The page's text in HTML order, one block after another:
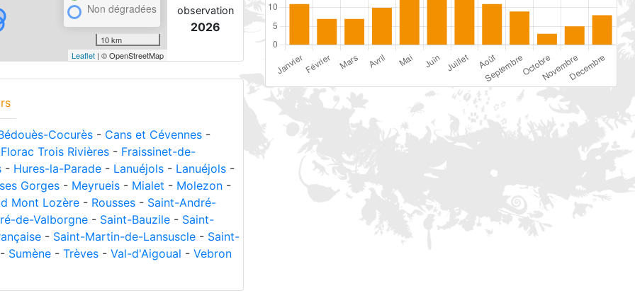
Non dégradées
10 km
Leaflet| © OpenStreetMap
observation
2026
Cocurès - Cans et Cévennes -
Florac Trois Rivières - Fraissinet-de-
- Hures-la-Parade - Lanuéjols - Lanuéjols -
Gorges - Meyrueis - Mialet - Molezon -
Mont Lozère - Rousses - Saint-André-
de-Valborgne - Saint-Bauzile - Saint-
- Saint-Martin-de-Lansuscle - Saint-
Sumène - Trèves - Val-d'Aigoual - Vebron